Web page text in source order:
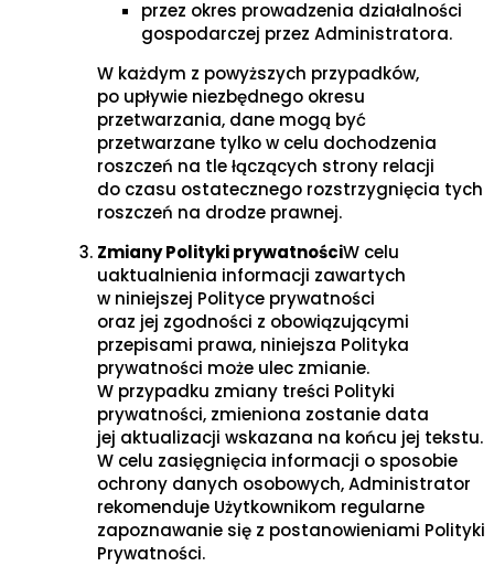
przez okres prowadzenia działalności
gospodarczej przez Administratora.
W każdym z powyższych przypadków,
po upływie niezbędnego okresu
przetwarzania, dane mogą być
przetwarzane tylko w celu dochodzenia
roszczeń na tle łączących strony relacji
do czasu ostatecznego rozstrzygnięcia tych
roszczeń na drodze prawnej.
Zmiany Polityki prywatnościW celu
uaktualnienia informacji zawartych
w niniejszej Polityce prywatności
oraz jej zgodności z obowiązującymi
przepisami prawa, niniejsza Polityka
prywatności może ulec zmianie.
W przypadku zmiany treści Polityki
prywatności, zmieniona zostanie data
jej aktualizacji wskazana na końcu jej tekstu.
W celu zasięgnięcia informacji o sposobie
ochrony danych osobowych, Administrator
rekomenduje Użytkownikom regularne
zapoznawanie się z postanowieniami Polityki
Prywatności.